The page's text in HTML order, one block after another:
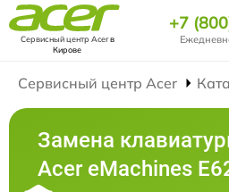
Сервисный центр Acerв
Кирове
+7
Сервисный центр Acer
Замена
Acer eMachines